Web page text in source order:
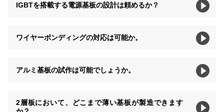
IGBTを搭載する電源基板の設計は頼めるか？
ワイヤーボンディングの対応は可能か。
アルミ基板の試作は可能でしょうか。
2層板において、どこまで薄い基板が製造できます